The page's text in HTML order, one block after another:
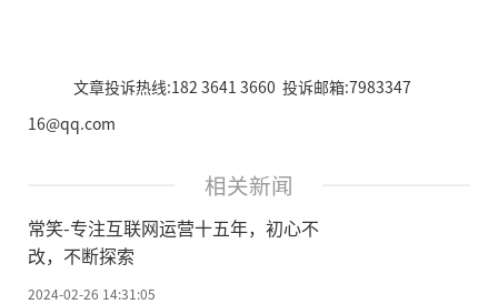
文章投诉热线:182 3641 3660 投诉邮箱:7983347
16@qq.com
相关新闻
常笑-专注互联网运营十五年，初心不
改，不断探索
2024-02-26 14:31:05